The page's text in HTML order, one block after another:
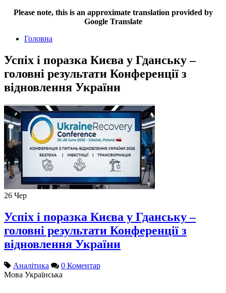
Please note, this is an approximate translation provided by
Google Translate
Головна
Успіх і поразка Києва у Гданську –
головні результати Конференції з
відновлення України
26 Чер
Успіх і поразка Києва у Гданську –
головні результати Конференції з
відновлення України
Аналітика
0 Коментар
Мова Українська